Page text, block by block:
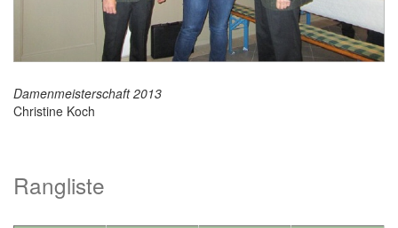
Damenmeisterschaft 2013
Christine Koch
Rangliste